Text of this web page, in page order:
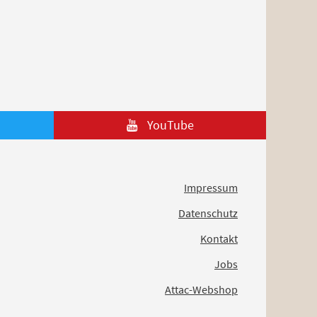
YouTube
Impressum
Datenschutz
Kontakt
Jobs
Attac-Webshop